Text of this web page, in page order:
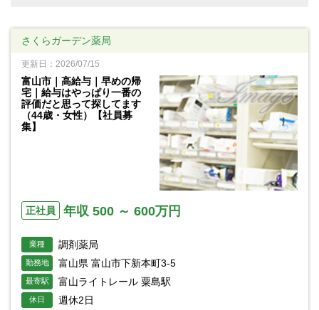
さくらガーデン薬局
更新日：2026/07/15
富山市｜高給与｜早めの帰
宅｜給与はやっぱり一番の
評価だと思って探してます
（44歳・女性）【社員募
集】
正社員 年収 500 ～ 600万円
業種 調剤薬局
勤務地 富山県 富山市下新本町3-5
最寄駅 富山ライトレール 粟島駅
休日 週休2日